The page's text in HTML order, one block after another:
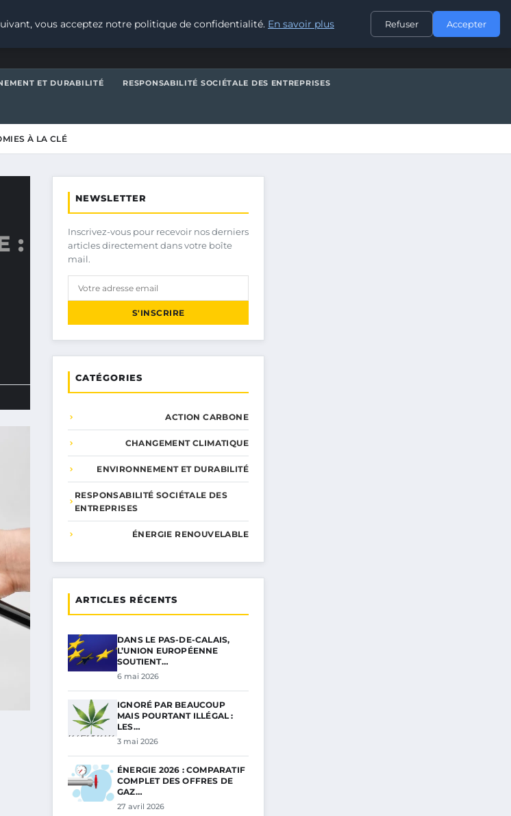
CONTACT
ET DURABILITÉ RESPONSABILITÉ SOCIÉTALE DES ENTREPRISES
À LA CLÉ
:
NEWSLETTER
Inscrivez-vous pour recevoir nos derniers
articles directement dans votre boîte
mail.
S'INSCRIRE
CATÉGORIES
ACTION CARBONE
CHANGEMENT CLIMATIQUE
ENVIRONNEMENT ET DURABILITÉ
RESPONSABILITÉ SOCIÉTALE DES
ENTREPRISES
ÉNERGIE RENOUVELABLE
ARTICLES RÉCENTS
DANS LE PAS-DE-CALAIS,
L’UNION EUROPÉENNE
SOUTIENT…
6 mai 2026
IGNORÉ PAR BEAUCOUP
MAIS POURTANT ILLÉGAL :
LES…
3 mai 2026
ÉNERGIE 2026 : COMPARATIF
COMPLET DES OFFRES DE
GAZ…
27 avril 2026
vous acceptez notre politique de confidentialité. En savoir plus Refuser Accepter